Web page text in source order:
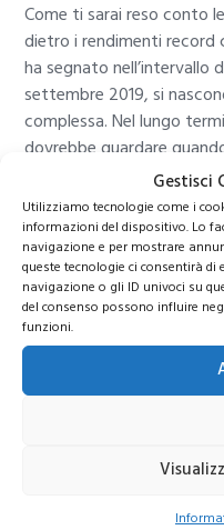
Gestisci
Utilizziamo tecnologie come i
informazioni del dispositivo. Lo
navigazione e per mostrare
queste tecnologie ci consentirà
navigazione o gli ID univoci su
del consenso possono influire
funzioni.
Come ti sarai reso conto
dietro i rendimenti record
ha segnato
settembre 2019, si
complessa. Nel lungo
dovrebbe guardare
performance del fondo
deludente si affianca poi
commissionali che sono
dal canto suo, non è delle
le prestazioni del fondo
basse.
Questi gli elementi
. Sul web sono
prodotto. In altre parole
commenti negativi. Da
l’esame dell’andamento
compreso tra gennaio e